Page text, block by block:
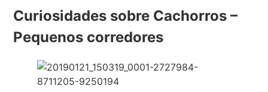
Curiosidades sobre Cachorros –
Pequenos corredores